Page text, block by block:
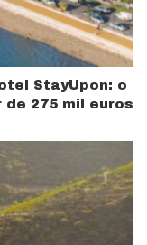
StayUpon: o
275 mil euros